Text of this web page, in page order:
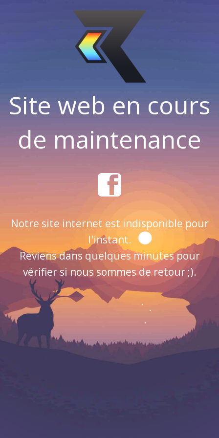
Site web en cours
de maintenance
Notre site internet est indisponible pour
l'instant.
Reviens dans quelques minutes pour
vérifier si nous sommes de retour ;).